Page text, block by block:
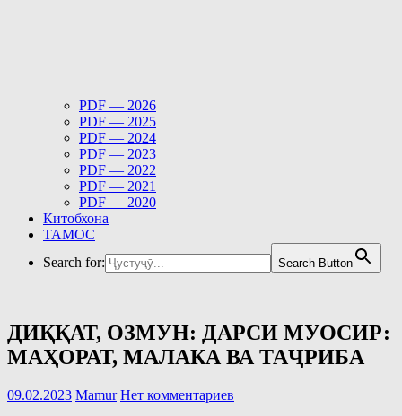
PDF — 2026
PDF — 2025
PDF — 2024
PDF — 2023
PDF — 2022
PDF — 2021
PDF — 2020
Китобхона
ТАМОС
Search for:
Search Button
ДИҚҚАТ, ОЗМУН: ДАРСИ МУОСИР:
МАҲОРАТ, МАЛАКА ВА ТАҶРИБА
09.02.2023 Mamur Нет комментариев